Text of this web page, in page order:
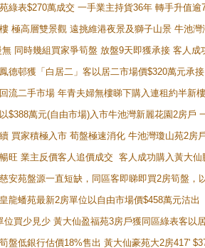
綠表$270萬成交 一手業主持貨36年 轉手升值逾
極高層雙景觀 遠挑維港夜景及獅子山景 牛池
同時幾組買家爭筍盤 放盤9天即獲承接 客人
德邨獲「白居二」客以居二市場價$320萬元承接
流二手市場 年青夫婦無樓睇下購入連租約半新
$388萬元(自由市場)入市牛池灣新麗花園2房戶
買家積極入市 荀盤極速消化 牛池灣瓊山苑2房
旺 業主反價客人追價成交 客人成功購入黃大
安苑盤源一直短缺，同區客即睇即買2房筍盤，
龍蟠苑最新2房單位以自由市場價$458萬元沽出
位買少見少 黃大仙盈福苑3房戶獲同區綠表客以
盤低銀行估價18%售出 黃大仙豪苑大2房417'